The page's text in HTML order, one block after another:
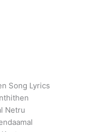
Song Lyrics
Netru